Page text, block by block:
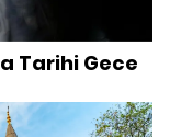
Tarihi Gece